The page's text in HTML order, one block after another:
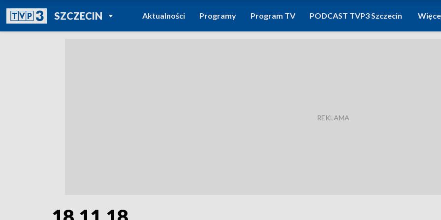
SZCZECINPOWRÓT DO
TVP REGIONY
Aktualności Programy Program TV PODCAST TVP3 Szczecin